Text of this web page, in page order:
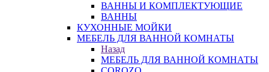
ВАННЫ И КОМПЛЕКТУЮЩИЕ
ВАННЫ
КУХОННЫЕ МОЙКИ
МЕБЕЛЬ ДЛЯ ВАННОЙ КОМНАТЫ
Назад
МЕБЕЛЬ ДЛЯ ВАННОЙ КОМНАТЫ